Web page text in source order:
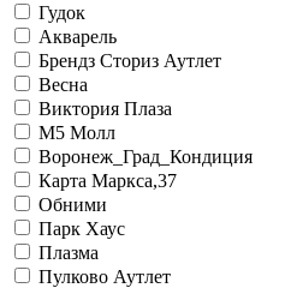
Гудок
Акварель
Брендз Сториз Аутлет
Весна
Виктория Плаза
М5 Молл
Воронеж_Град_Кондиция
Карта Маркса,37
Обними
Парк Хаус
Плазма
Пулково Аутлет